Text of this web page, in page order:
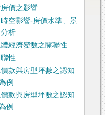
價之影響
空影響-房價水準、景
析
經濟變數之關聯性
性
款與房型坪數之認知
例
款與房型坪數之認知
例